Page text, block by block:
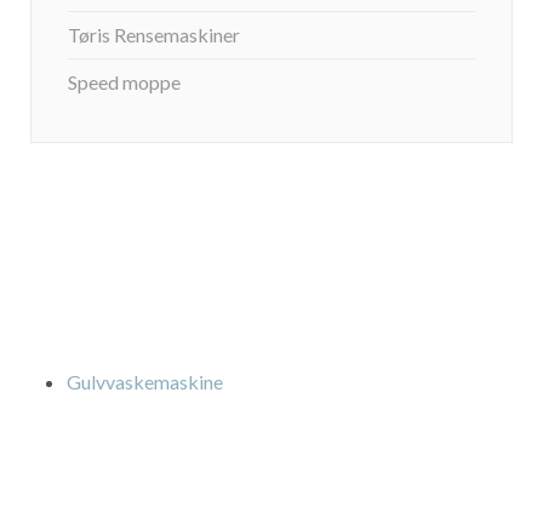
Tøris Rensemaskiner
Speed moppe
Gulvvaskemaskine